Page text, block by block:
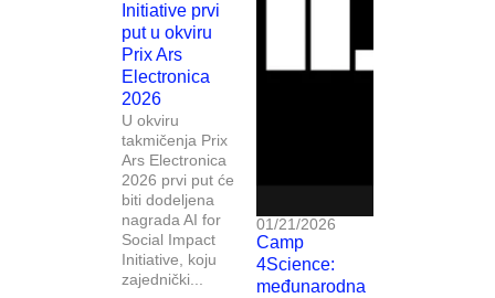
Initiative prvi
put u okviru
Prix Ars
Electronica
2026
U okviru
takmičenja Prix
Ars Electronica
2026 prvi put će
biti dodeljena
nagrada AI for
Social Impact
Initiative, koju
zajednički...
01/21/2026
Camp
4Science:
međunarodna